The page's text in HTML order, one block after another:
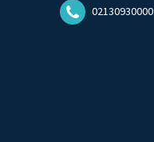
02130930000